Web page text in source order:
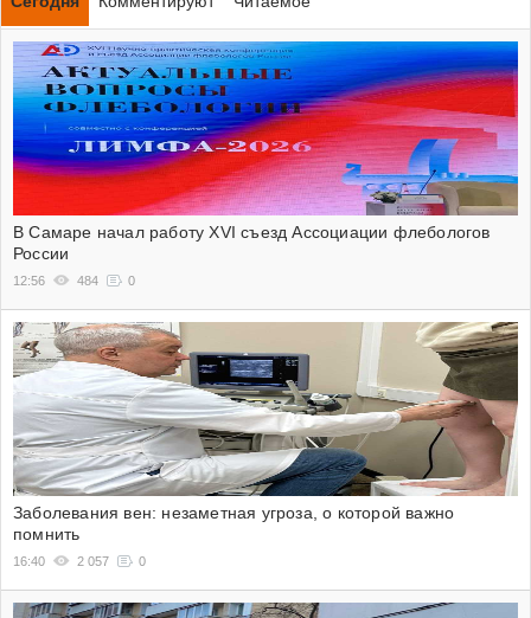
В Самаре начал работу XVI съезд Ассоциации флебологов
России
12:56 484 0
Заболевания вен: незаметная угроза, о которой важно
помнить
16:40 2 057 0